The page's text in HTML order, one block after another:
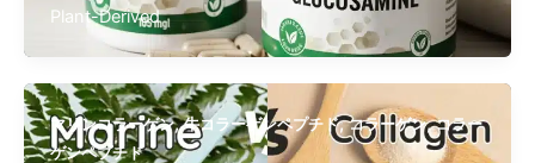
Plant-Derived
マリンコラーゲン,牛コラーゲンペプチド,コラーゲン,コラー
ゲンペプチド